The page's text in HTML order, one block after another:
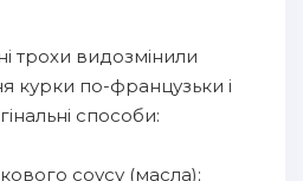
трохи видозмінили
курки по-французьки і
способи:
соусу (масла);